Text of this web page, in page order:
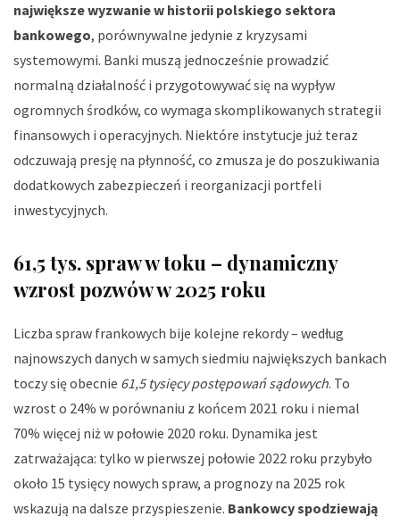
największe wyzwanie w historii polskiego sektora
bankowego, porównywalne jedynie z kryzysami
systemowymi. Banki muszą jednocześnie prowadzić
normalną działalność i przygotowywać się na wypływ
ogromnych środków, co wymaga skomplikowanych strategii
finansowych i operacyjnych. Niektóre instytucje już teraz
odczuwają presję na płynność, co zmusza je do poszukiwania
dodatkowych zabezpieczeń i reorganizacji portfeli
inwestycyjnych.
61,5 tys. spraw w toku – dynamiczny
wzrost pozwów w 2025 roku
Liczba spraw frankowych bije kolejne rekordy – według
najnowszych danych w samych siedmiu największych bankach
toczy się obecnie 61,5 tysięcy postępowań sądowych. To
wzrost o 24% w porównaniu z końcem 2021 roku i niemal
70% więcej niż w połowie 2020 roku. Dynamika jest
zatrważająca: tylko w pierwszej połowie 2022 roku przybyło
około 15 tysięcy nowych spraw, a prognozy na 2025 rok
wskazują na dalsze przyspieszenie. Bankowcy spodziewają